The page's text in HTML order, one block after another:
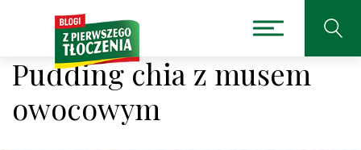
Pudding chia z musem
owocowym